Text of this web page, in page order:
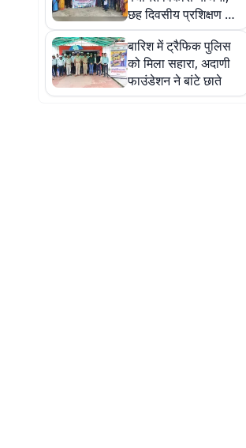
छह दिवसीय प्रशिक्षण का
समापन
बारिश में ट्रैफिक पुलिस
को मिला सहारा, अदाणी
फाउंडेशन ने बांटे छाते